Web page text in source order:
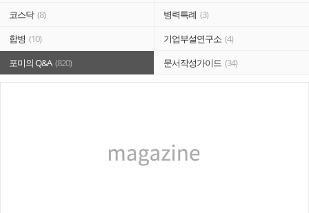
코스닥 (8) 병력특례 (3)
합병 (10) 기업부설연구소 (4)
포미의 Q&A (820) 문서작성가이드 (34)